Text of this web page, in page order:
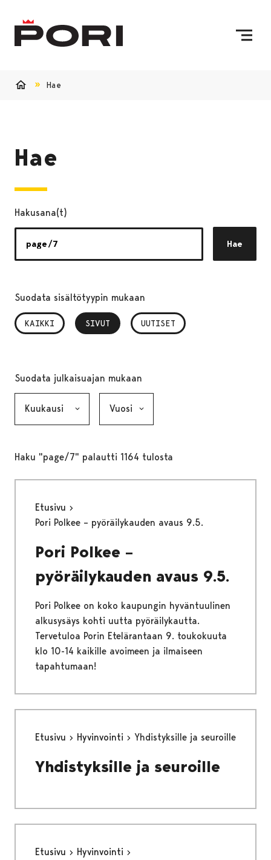
Hae
Hae
Hakusana(t)
Hae
Suodata sisältötyypin mukaan
KAIKKI SIVUT
, VALITTU UUTISET
Suodata julkaisuajan mukaan
Haku "page/7" palautti 1164 tulosta
Etusivu
Pori Polkee – pyöräilykauden avaus 9.5.
Pori Polkee –
pyöräilykauden avaus 9.5.
Pori Polkee on koko kaupungin hyväntuulinen
alkusysäys kohti uutta pyöräilykautta.
Tervetuloa Porin Etelärantaan 9. toukokuuta
klo 10-14 kaikille avoimeen ja ilmaiseen
tapahtumaan!
Etusivu Hyvinvointi Yhdistyksille ja seuroille
Yhdistyksille ja seuroille
Etusivu
Hyvinvointi